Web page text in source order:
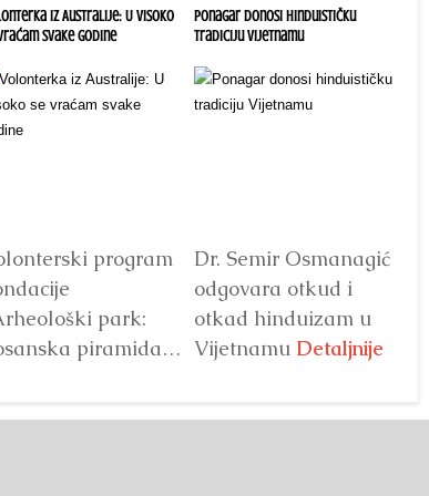
donosi hinduističku
Vijetnamu
Semir Osmanagić
otkud i
hinduizam u
Detaljnije
Moćna energetska lokacija:
Proviralkata, Iljač, Bugarska
Naši preci, prije 7.000
godina, slavili su
plodnost i živjeli u
harmoniji s Majkom